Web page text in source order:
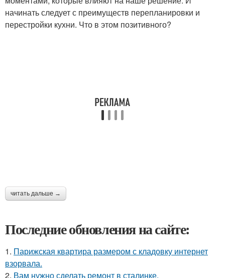
начинать следует с преимуществ перепланировки и
перестройки кухни. Что в этом позитивного?
читать дальше →
Последние обновления на сайте:
1. Парижская квартира размером с кладовку интернет
взорвала.
2. Вам нужно сделать ремонт в сталинке.